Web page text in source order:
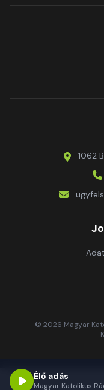
1062
© 2026 Magyar
Élő adás
Magyar Katolikus